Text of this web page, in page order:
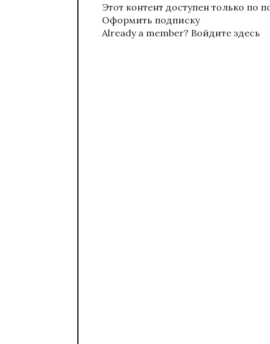
Этот контент доступен только по
Оформить подписку
Already a member? Войдите здесь